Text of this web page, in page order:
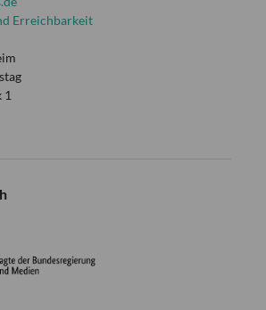
Erreichbarkeit
1